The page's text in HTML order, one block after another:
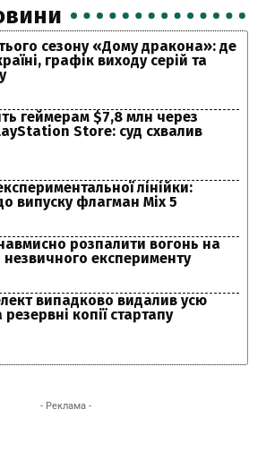
сезону «Дому дракона»: де
графік виходу серій та
геймерам $7,8 млн через
Store: суд схвалив
лінійки:
випуску флагман Mix 5
розпалити вогонь на
незвичного експерименту
випадково видалив усю
копії стартапу
- Реклама -